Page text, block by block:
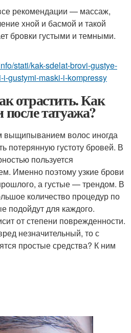
рекомендации — массаж,
хной и басмой и такой
бровки густыми и темными.
stati/kak-sdelat-brovi-gustye-
gustymi-maski-i-kompressy
отрастить. Как
после татуажа?
выщипыванием волос иногда
потерянную густоту бровей. В
пользуется
Именно поэтому узкие брови
а густые — трендом. В
количество процедур по
подойдут для каждого.
от степени поврежденности.
незначительный, то с
простые средства? К ним